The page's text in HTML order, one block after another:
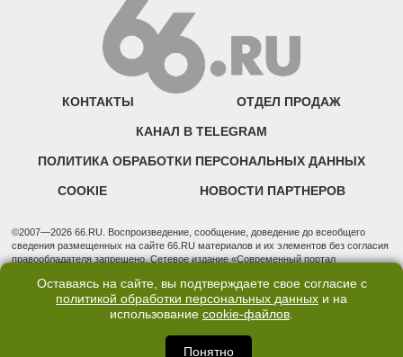
КОНТАКТЫ ОТДЕЛ ПРОДАЖ
КАНАЛ В TELEGRAM
ПОЛИТИКА ОБРАБОТКИ ПЕРСОНАЛЬНЫХ ДАННЫХ
COOKIE НОВОСТИ ПАРТНЕРОВ
©2007—2026 66.RU. Воспроизведение, сообщение, доведение до всеобщего
сведения размещенных на сайте 66.RU материалов и их элементов без согласия
правообладателя запрещено. Сетевое издание «Современный портал
надзору в сфере связи, информационных технологий и массовых коммуникаций
(Роскомнадзор). Регистрационный номер ЭЛ № ФС 77 - 76634 от 02.09.2019
Учредитель: Общество с ограниченной ответственностью "66.ру". Юридический
3, оф. 7015 Фактический адрес редакции и отдела продаж: 620014, Свердловская
обл., г. Екатеринбург, ул. Бориса Ельцина, д. 3, оф. 7015, +7 (343) 288-50-66
Оставаясь на сайте, вы подтверждаете свое согласие с
политикой обработки персональных данных и на
использование cookie-файлов.
Понятно